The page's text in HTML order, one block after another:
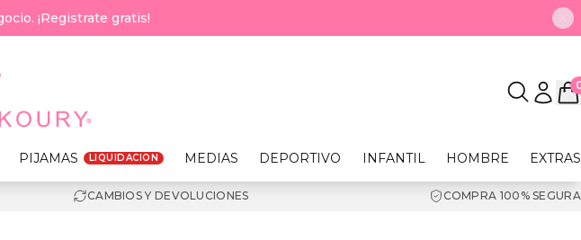
¡Registrate gratis!
PIJAMAS LIQUIDACION MEDIAS DEPORTIVO INFANTIL HOMBRE EXTRAS
CAMBIOS Y DEVOLUCIONES COMPRA 100% SEGURA